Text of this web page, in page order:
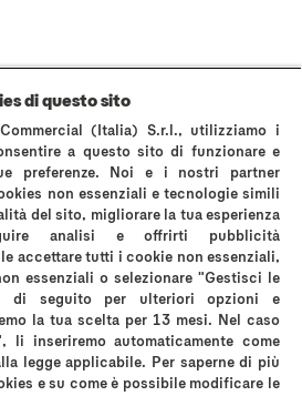
FrequentiArea stampa
sulla Privacy
di Utilizzo del Sito Web
Informativa privacy instagram
in lattice Durex
(Italia) S.p.A
di questo sito
(Italia) S.r.l., utilizziamo i
a questo sito di funzionare e
preferenze. Noi e i nostri partner
non essenziali e tecnologie simili
del sito, migliorare la tua esperienza
analisi e offrirti pubblicità
accettare tutti i cookie non essenziali,
essenziali o selezionare "Gestisci le
di seguito per ulteriori opzioni e
la tua scelta per 13 mesi. Nel caso
li inseriremo automaticamente come
legge applicabile. Per saperne di più
e su come è possibile modificare le